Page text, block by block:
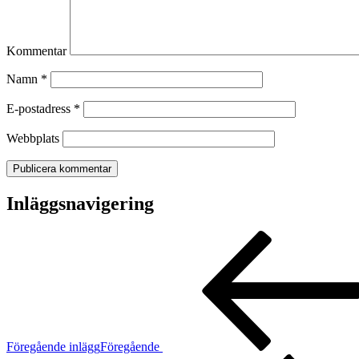
Kommentar
Namn *
E-postadress *
Webbplats
Inläggsnavigering
Föregående inläggFöregående